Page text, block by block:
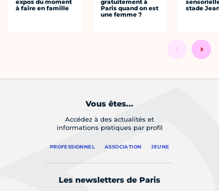
expos du moment
à faire en famille
gratuitement à
Paris quand on est
une femme ?
stade
Vous êtes...
Accédez à des actualités et
informations pratiques par profil
PROFESSIONNEL ASSOCIATION JEUNE
Les newsletters de Paris